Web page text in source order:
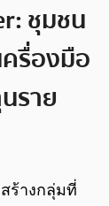
ชุมชน
รื่องมือ
ราย
ร้างกลุ่มที่